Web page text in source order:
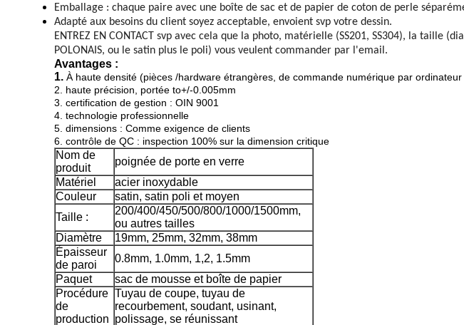
Emballage : chaque paire avec une boîte de sac et de papier de coton de perle
Adapté aux besoins du client soyez acceptable, envoient svp votre dessin.
ENTREZ EN CONTACT svp avec cela que la photo, matérielle (SS201, SS304), la taille
POLONAIS, ou le satin plus le poli) vous veulent commander par l'email.
Avantages :
1. À haute densité (pièces /hardware étrangères, de commande numérique par
2. haute précision, portée to+/-0.005mm
3. certification de gestion : OIN 9001
4. technologie professionnelle
5. dimensions : Comme exigence de clients
6. contrôle de QC : inspection 100% sur la dimension critique
Nom de
produit
poignée de porte en verre
Matériel
acier inoxydable
Couleur
satin, satin poli et moyen
Taille :
200/400/450/500/800/1000/1500mm,
ou autres tailles
Diamètre
19mm, 25mm, 32mm, 38mm
Épaisseur
de paroi
0.8mm, 1.0mm, 1,2, 1.5mm
Paquet
sac de mousse et boîte de papier
Procédure
de
production
Tuyau de coupe, tuyau de
recourbement, soudant, usinant,
polissage, se réunissant